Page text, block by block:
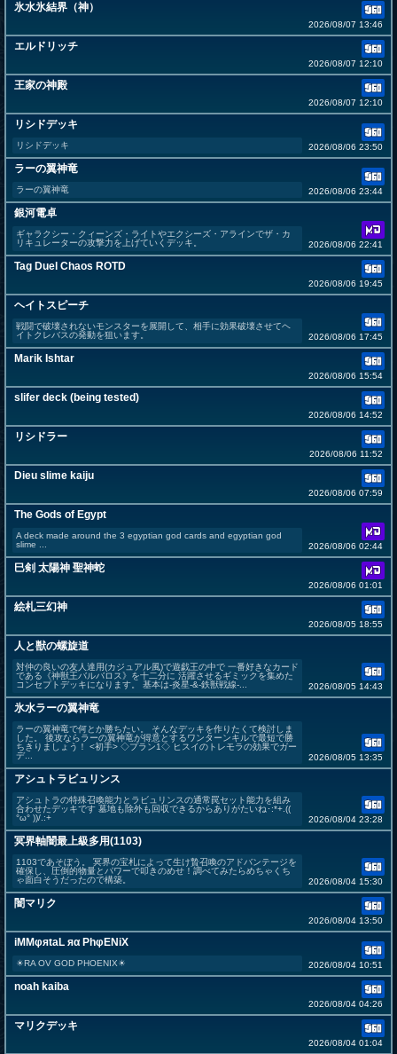
氷水氷結界（神）
2026/08/07 13:46
エルドリッチ
2026/08/07 12:10
王家の神殿
2026/08/07 12:10
リシドデッキ
リシドデッキ 2026/08/06 23:50
ラーの翼神竜
ラーの翼神竜 2026/08/06 23:44
銀河電卓
ギャラクシー・クィーンズ・ライトやエクシーズ・アラインでザ・カ
リキュレーターの攻撃力を上げていくデッキ。
2026/08/06 22:41
Tag Duel Chaos ROTD
2026/08/06 19:45
ヘイトスピーチ
戦闘で破壊されないモンスターを展開して、相手に効果破壊させてヘ
イトクレバスの発動を狙います。
2026/08/06 17:45
Marik Ishtar
2026/08/06 15:54
slifer deck (being tested)
2026/08/06 14:52
リシドラー
2026/08/06 11:52
Dieu slime kaiju
2026/08/06 07:59
The Gods of Egypt
A deck made around the 3 egyptian god cards and egyptian god
slime ...
2026/08/06 02:44
巳剣 太陽神 聖神蛇
2026/08/06 01:01
絵札三幻神
2026/08/05 18:55
人と獣の螺旋道
対仲の良いの友人達用(カジュアル風)で遊戯王の中で 一番好きなカード
である《神獣王バルバロス》を十二分に 活躍させるギミックを集めた
コンセプトデッキになります。 基本は-炎星-&-鉄獣戦線-...
2026/08/05 14:43
氷水ラーの翼神竜
ラーの翼神竜で何とか勝ちたい。 そんなデッキを作りたくて検討しま
した。 後攻ならラーの翼神竜が得意とするワンターンキルで最短で勝
ちきりましょう！ <初手> ◇プラン1◇ ヒスイのトレモラの効果でガー
デ...
2026/08/05 13:35
アシュトラビュリンス
アシュトラの特殊召喚能力とラビュリンスの通常罠セット能力を組み
合わせたデッキです 墓地も除外も回収できるからありがたいね･:*+.((
°ω° ))/.:+
2026/08/04 23:28
冥界軸闇最上級多用(1103)
1103であそぼう。 冥界の宝札によって生け贄召喚のアドバンテージを
確保し、圧倒的物量とパワーで叩きのめせ！調べてみたらめちゃくち
ゃ面白そうだったので構築。
2026/08/04 15:30
闇マリク
2026/08/04 13:50
iMMφяtaL яα PhφENiX
☀︎RA OV GOD PHOENIX☀︎ 2026/08/04 10:51
noah kaiba
2026/08/04 04:26
マリクデッキ
2026/08/04 01:04